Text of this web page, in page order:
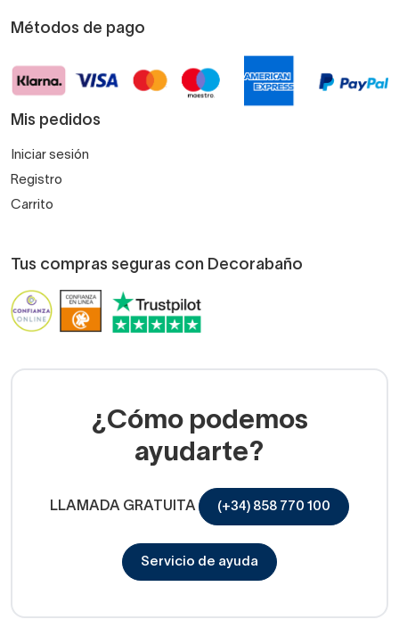
Métodos de pago
Mis pedidos
Iniciar sesión
Registro
Carrito
Tus compras seguras con Decorabaño
¿Cómo podemos
ayudarte?
LLAMADA GRATUITA (+34) 858 770 100
Servicio de ayuda